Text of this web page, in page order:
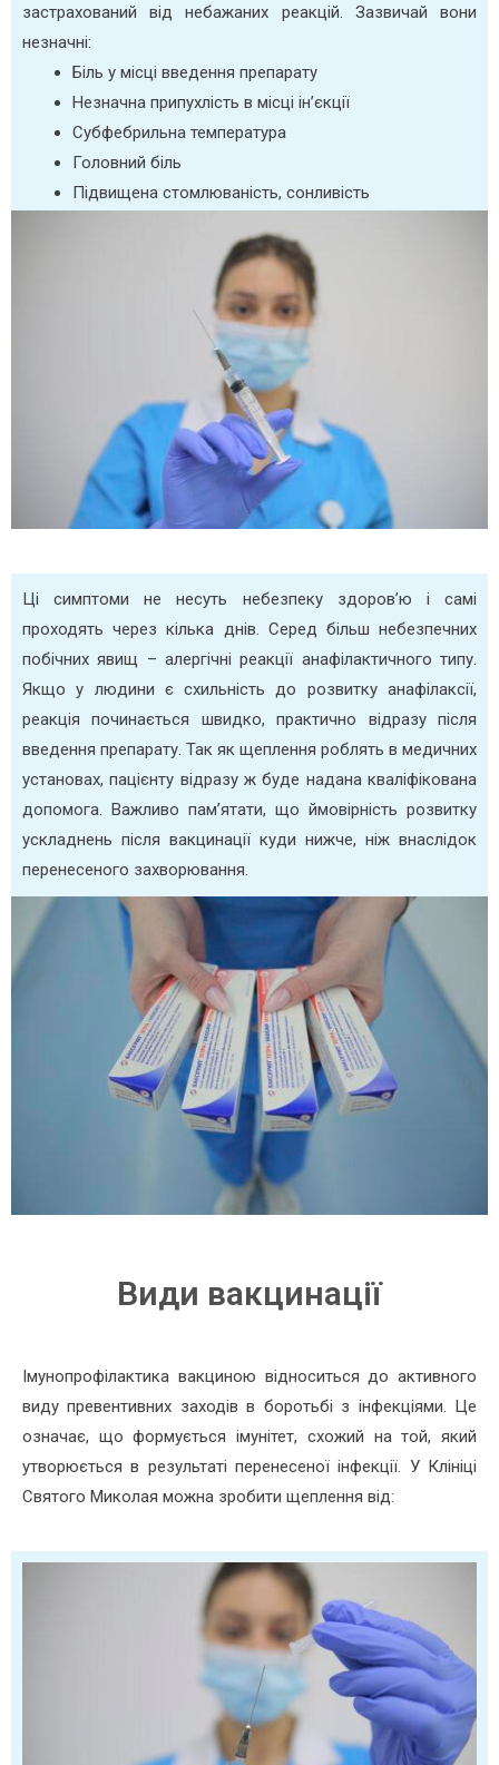
застрахований від небажаних реакцій. Зазвичай вони
незначні:
Біль у місці введення препарату
Незначна припухлість в місці ін’єкції
Cубфебрильна температура
Головний біль
Підвищена стомлюваність, сонливість
Ці симптоми не несуть небезпеку здоров’ю і самі
проходять через кілька днів. Серед більш небезпечних
побічних явищ – алергічні реакції анафілактичного типу.
Якщо у людини є схильність до розвитку анафілаксії,
реакція починається швидко, практично відразу після
введення препарату. Так як щеплення роблять в медичних
установах, пацієнту відразу ж буде надана кваліфікована
допомога. Важливо пам’ятати, що ймовірність розвитку
ускладнень після вакцинації куди нижче, ніж внаслідок
перенесеного захворювання.
Види вакцинації
Імунопрофілактика вакциною відноситься до активного
виду превентивних заходів в боротьбі з інфекціями. Це
означає, що формується імунітет, схожий на той, який
утворюється в результаті перенесеної інфекції. У Клініці
Святого Миколая можна зробити щеплення від: